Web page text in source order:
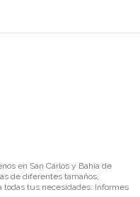
en San Carlos y Bahía de
de diferentes tamaños,
todas tus necesidades. Informes